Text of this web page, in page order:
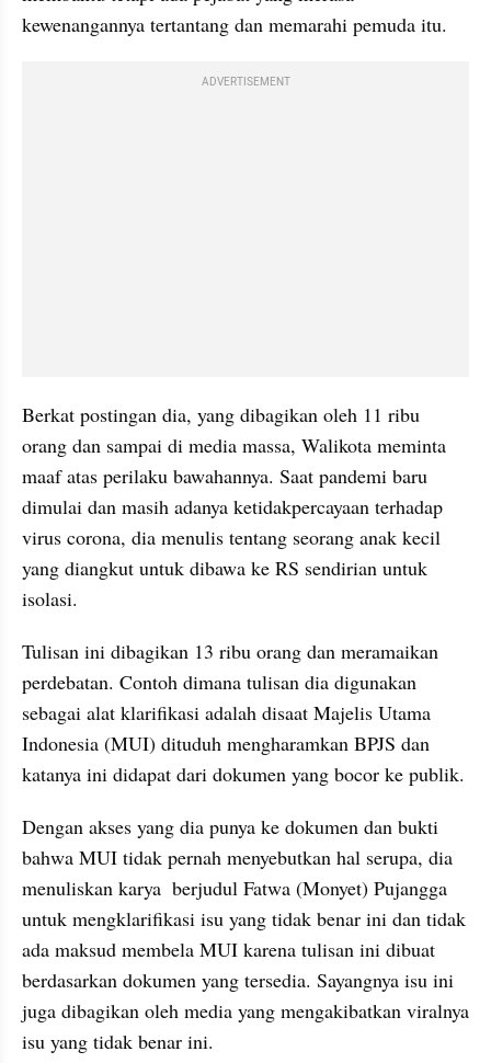
kewenangannya tertantang dan memarahi pemuda itu.
ADVERTISEMENT
Berkat postingan dia, yang dibagikan oleh 11 ribu
orang dan sampai di media massa, Walikota meminta
maaf atas perilaku bawahannya. Saat pandemi baru
dimulai dan masih adanya ketidakpercayaan terhadap
virus corona, dia menulis tentang seorang anak kecil
yang diangkut untuk dibawa ke RS sendirian untuk
isolasi.
Tulisan ini dibagikan 13 ribu orang dan meramaikan
perdebatan. Contoh dimana tulisan dia digunakan
sebagai alat klarifikasi adalah disaat Majelis Utama
Indonesia (MUI) dituduh mengharamkan BPJS dan
Dengan akses yang dia punya ke dokumen dan bukti
bahwa MUI tidak pernah menyebutkan hal serupa, dia
menuliskan karya  berjudul Fatwa (Monyet) Pujangga
untuk mengklarifikasi isu yang tidak benar ini dan tidak
ada maksud membela MUI karena tulisan ini dibuat
berdasarkan dokumen yang tersedia. Sayangnya isu ini
juga dibagikan oleh media yang mengakibatkan viralnya
isu yang tidak benar ini.